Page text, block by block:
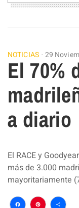
NOTICIAS 29
El 70%
a diario
El RACE y
más de 3.000
mayoritariamente